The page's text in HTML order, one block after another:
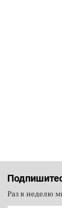
Раз в неделю